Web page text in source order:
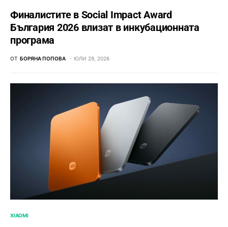
Финалистите в Social Impact Award
България 2026 влизат в инкубационната
програма
ОТ БОРЯНА ПОПОВА ЮЛИ 29, 2026
XIAOMI